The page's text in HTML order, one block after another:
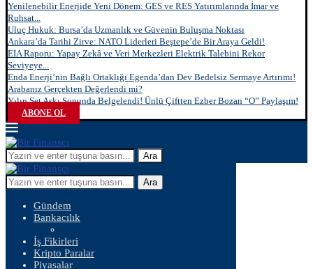
Yenilenebilir Enerjide Yeni Dönem: GES ve RES Yatırımlarında İmar ve
Ruhsat...
Uluç Hukuk: Bursa’da Uzmanlık ve Güvenin Buluşma Noktası
Ankara’da Tarihi Zirve: NATO Liderleri Beştepe’de Bir Araya Geldi!
EIA Raporu: Yapay Zekâ ve Veri Merkezleri Elektrik Talebini Rekor
Seviyeye...
Enda Enerji’nin Bağlı Ortaklığı Egenda’dan Dev Bedelsiz Sermaye Artırımı!
Arabanız Gerçekten Değerlendi mi?
Yılın Set Aşkı Sonunda Belgelendi! Ünlü Çiftten Ezber Bozan “O” Paylaşım!
ABONE OL
Ara
Ara
Gündem
Bankacılık
İş Fikirleri
Kripto Paralar
Piyasalar